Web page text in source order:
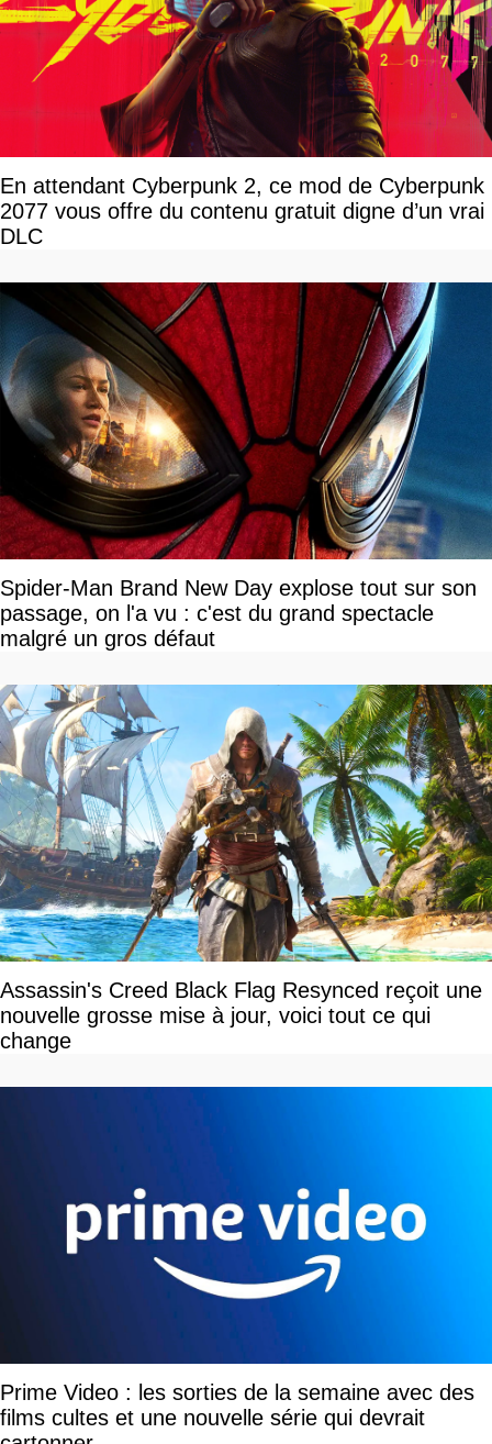
En attendant Cyberpunk 2, ce mod de Cyberpunk
2077 vous offre du contenu gratuit digne d’un vrai
DLC
Spider-Man Brand New Day explose tout sur son
passage, on l'a vu : c'est du grand spectacle
malgré un gros défaut
Assassin's Creed Black Flag Resynced reçoit une
nouvelle grosse mise à jour, voici tout ce qui
change
Prime Video : les sorties de la semaine avec des
films cultes et une nouvelle série qui devrait